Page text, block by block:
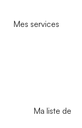
Mes services
Ma liste de